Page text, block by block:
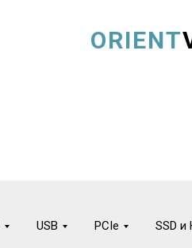
ORIENT
USB PCIe SSD и